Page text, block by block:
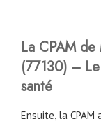
La CPAM de
(77130) –
santé
Ensuite, la